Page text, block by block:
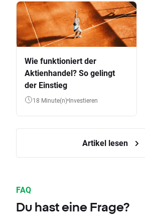
Wie funktioniert der
Aktienhandel? So gelingt
der Einstieg
18 Minute(n) Investieren
Artikel lesen
FAQ
Du hast eine Frage?